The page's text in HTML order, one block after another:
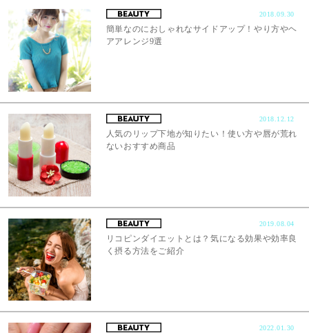
2018.09.30
簡単なのにおしゃれなサイドアップ！やり方やヘ
アアレンジ9選
2018.12.12
人気のリップ下地が知りたい！使い方や唇が荒れ
ないおすすめ商品
2019.08.04
リコピンダイエットとは？気になる効果や効率良
く摂る方法をご紹介
2022.01.30